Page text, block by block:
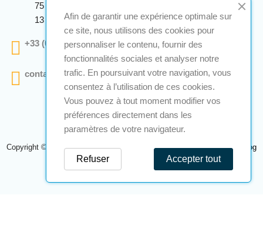
75 Avenue Marcellin Berthelot Anthelios Bâtiment E
13 290 Aix En Provence
+33 (0)4 12 28 00 69
contact@a2s-atex.com
Copyright © 2026 A2S Atex. Tous droits réservés. Une réalisationNavilog
Afin de garantir une expérience optimale sur
ce site, nous utilisons des cookies pour
personnaliser le contenu, fournir des
fonctionnalités sociales et analyser notre
trafic. En poursuivant votre navigation, vous
consentez à l’utilisation de ces cookies.
Vous pouvez à tout moment modifier vos
préférences directement dans les
paramètres de votre navigateur.
Accepter tout
Refuser